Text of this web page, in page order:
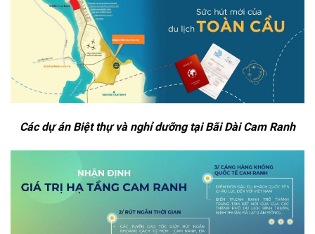
Các dự án Biệt thự và nghỉ dưỡng tại Bãi Dài Cam Ranh